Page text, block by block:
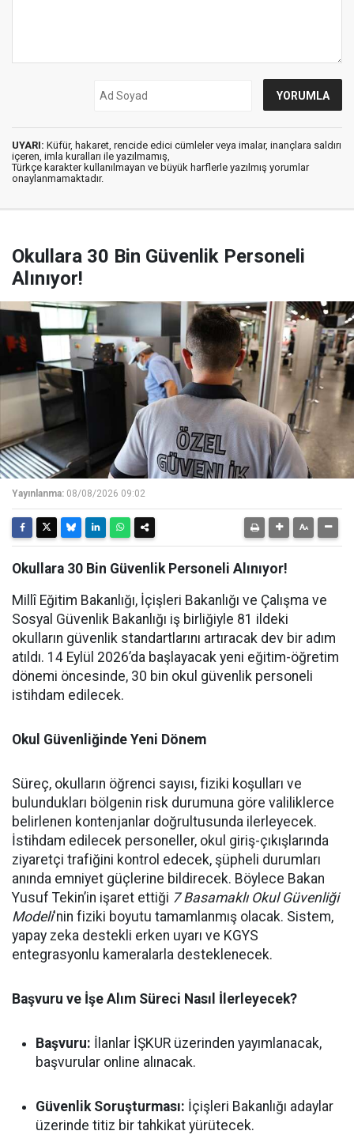
UYARI: Küfür, hakaret, rencide edici cümleler veya imalar, inançlara saldırı
içeren, imla kuralları ile yazılmamış,
Türkçe karakter kullanılmayan ve büyük harflerle yazılmış yorumlar
onaylanmamaktadır.
Okullara 30 Bin Güvenlik Personeli
Alınıyor!
Yayınlanma: 08/08/2026 09:02
Okullara 30 Bin Güvenlik Personeli Alınıyor!
Millî Eğitim Bakanlığı, İçişleri Bakanlığı ve Çalışma ve
Sosyal Güvenlik Bakanlığı iş birliğiyle 81 ildeki
okulların güvenlik standartlarını artıracak dev bir adım
atıldı. 14 Eylül 2026’da başlayacak yeni eğitim-öğretim
dönemi öncesinde, 30 bin okul güvenlik personeli
istihdam edilecek.
Okul Güvenliğinde Yeni Dönem
Süreç, okulların öğrenci sayısı, fiziki koşulları ve
bulundukları bölgenin risk durumuna göre valiliklerce
belirlenen kontenjanlar doğrultusunda ilerleyecek.
İstihdam edilecek personeller, okul giriş-çıkışlarında
ziyaretçi trafiğini kontrol edecek, şüpheli durumları
anında emniyet güçlerine bildirecek. Böylece Bakan
Yusuf Tekin’in işaret ettiği 7 Basamaklı Okul Güvenliği
Modeli'nin fiziki boyutu tamamlanmış olacak. Sistem,
yapay zeka destekli erken uyarı ve KGYS
entegrasyonlu kameralarla desteklenecek.
Başvuru ve İşe Alım Süreci Nasıl İlerleyecek?
Başvuru: İlanlar İŞKUR üzerinden yayımlanacak,
başvurular online alınacak.
Güvenlik Soruşturması: İçişleri Bakanlığı adaylar
üzerinde titiz bir tahkikat yürütecek.